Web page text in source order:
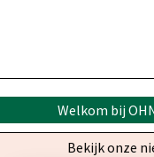
Welkom bij
Bekijk onze